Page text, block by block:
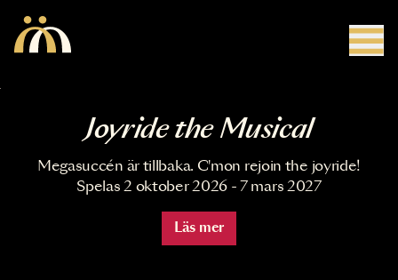
Joyride the Musical
Megasuccén är tillbaka. C'mon rejoin the joyride!
Spelas 2 oktober 2026 - 7 mars 2027
Läs mer